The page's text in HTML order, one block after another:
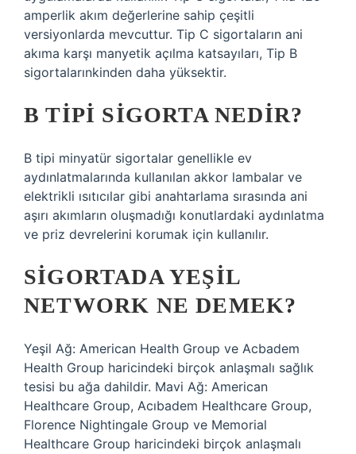
amperlik akım değerlerine sahip çeşitli
versiyonlarda mevcuttur. Tip C sigortaların ani
akıma karşı manyetik açılma katsayıları, Tip B
sigortalarınkinden daha yüksektir.
B TIPI SIGORTA NEDIR?
B tipi minyatür sigortalar genellikle ev
aydınlatmalarında kullanılan akkor lambalar ve
elektrikli ısıtıcılar gibi anahtarlama sırasında ani
aşırı akımların oluşmadığı konutlardaki aydınlatma
ve priz devrelerini korumak için kullanılır.
SIGORTADA YEŞIL
NETWORK NE DEMEK?
Yeşil Ağ: American Health Group ve Acbadem
Health Group haricindeki birçok anlaşmalı sağlık
tesisi bu ağa dahildir. Mavi Ağ: American
Healthcare Group, Acıbadem Healthcare Group,
Florence Nightingale Group ve Memorial
Healthcare Group haricindeki birçok anlaşmalı